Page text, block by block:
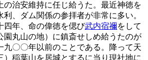
の治安維持に任じ給うた。最近神徳を
、ダム関係の参拝者が非常に多い。
四年、命の偉徳を偲び武内宿禰をして
園丸山の地）に鎮斎せしめ給うたのが
九〇〇年以前のことである。降って天
）稲葉山を居城とするに当り現社地に